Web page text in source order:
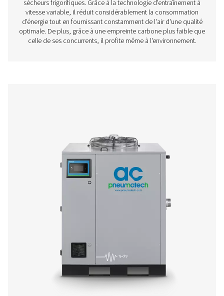
Sécheurs par réfrigération cycliques
200-630 VSD
L'AC VSD de Pneumatech élève le niveau de
sécheurs frigorifiques. Grâce à la technologie